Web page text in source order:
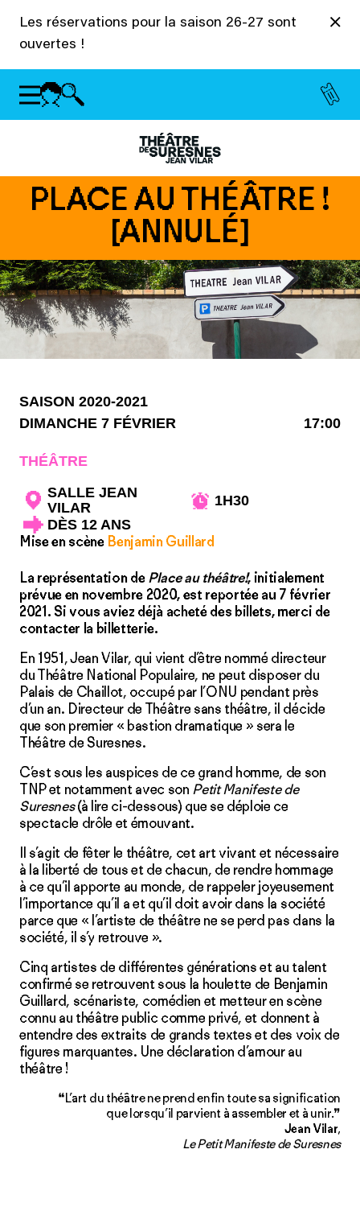
Les réservations pour la saison 26-27 sont
ouvertes !
PLACE AU THÉÂTRE !
[ANNULÉ]
SAISON 2020-2021
DIMANCHE 7 FÉVRIER
17:00
THÉÂTRE
SALLE JEAN
VILAR
1H30
DÈS 12 ANS
Mise en scène Benjamin Guillard
La représentation de Place au théâtre!, initialement
prévue en novembre 2020, est reportée au 7 février
2021. Si vous aviez déjà acheté des billets, merci de
contacter la billetterie.
En 1951, Jean Vilar, qui vient d’être nommé directeur
du Théâtre National Populaire, ne peut disposer du
Palais de Chaillot, occupé par l’ONU pendant près
d’un an. Directeur de Théâtre sans théâtre, il décide
que son premier « bastion dramatique » sera le
Théâtre de Suresnes.
C’est sous les auspices de ce grand homme, de son
TNP et notamment avec son Petit Manifeste de
Suresnes(à lire ci-dessous) que se déploie ce
spectacle drôle et émouvant.
Il s’agit de fêter le théâtre, cet art vivant et nécessaire
à la liberté de tous et de chacun, de rendre hommage
à ce qu’il apporte au monde, de rappeler joyeusement
l’importance qu’il a et qu’il doit avoir dans la société
parce que « l’artiste de théâtre ne se perd pas dans la
société, il s’y retrouve ».
Cinq artistes de différentes générations et au talent
confirmé se retrouvent sous la houlette de Benjamin
Guillard, scénariste, comédien et metteur en scène
connu au théâtre public comme privé, et donnent à
entendre des extraits de grands textes et des voix de
figures marquantes. Une déclaration d’amour au
théâtre !
❝L’art du théâtre ne prend enfin toute sa signification
que lorsqu’il parvient à assembler et à unir.❞
Jean Vilar,
Le Petit Manifeste de Suresnes